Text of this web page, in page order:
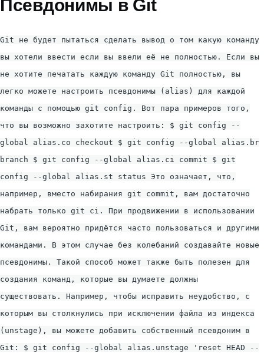
Псевдонимы в Git
Git не будет пытаться сделать вывод о том какую команду
вы хотели ввести если вы ввели её не полностью. Если вы
не хотите печатать каждую команду Git полностью, вы
легко можете настроить псевдонимы (alias) для каждой
команды с помощью git config . Вот пара примеров того,
что вы возможно захотите настроить: $ git config --
global alias.co checkout $ git config --global alias.br
branch $ git config --global alias.ci commit $ git
config --global alias.st status Это означает, что,
например, вместо набирания git commit , вам достаточно
набрать только git ci . При продвижении в использовании
Git, вам вероятно придётся часто пользоваться и другими
командами. В этом случае без колебаний создавайте новые
псевдонимы. Такой способ может также быть полезен для
создания команд, которые вы думаете должны
существовать. Например, чтобы исправить неудобство, с
которым вы столкнулись при исключении файла из индекса
( unstage ), вы можете добавить собственный псевдоним в
Git: $ git config --global alias.unstage 'reset HEAD --